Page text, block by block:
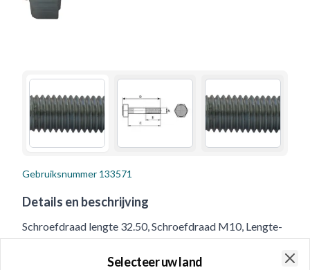
Gebruiksnummer 133571
Details en beschrijving
Schroefdraad lengte 32.50, Schroefdraad M10, Lengte-
Selecteer uw land